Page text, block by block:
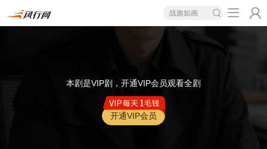
战旗如画
本剧是VIP剧，开通VIP会员观看全剧
开通VIP会员